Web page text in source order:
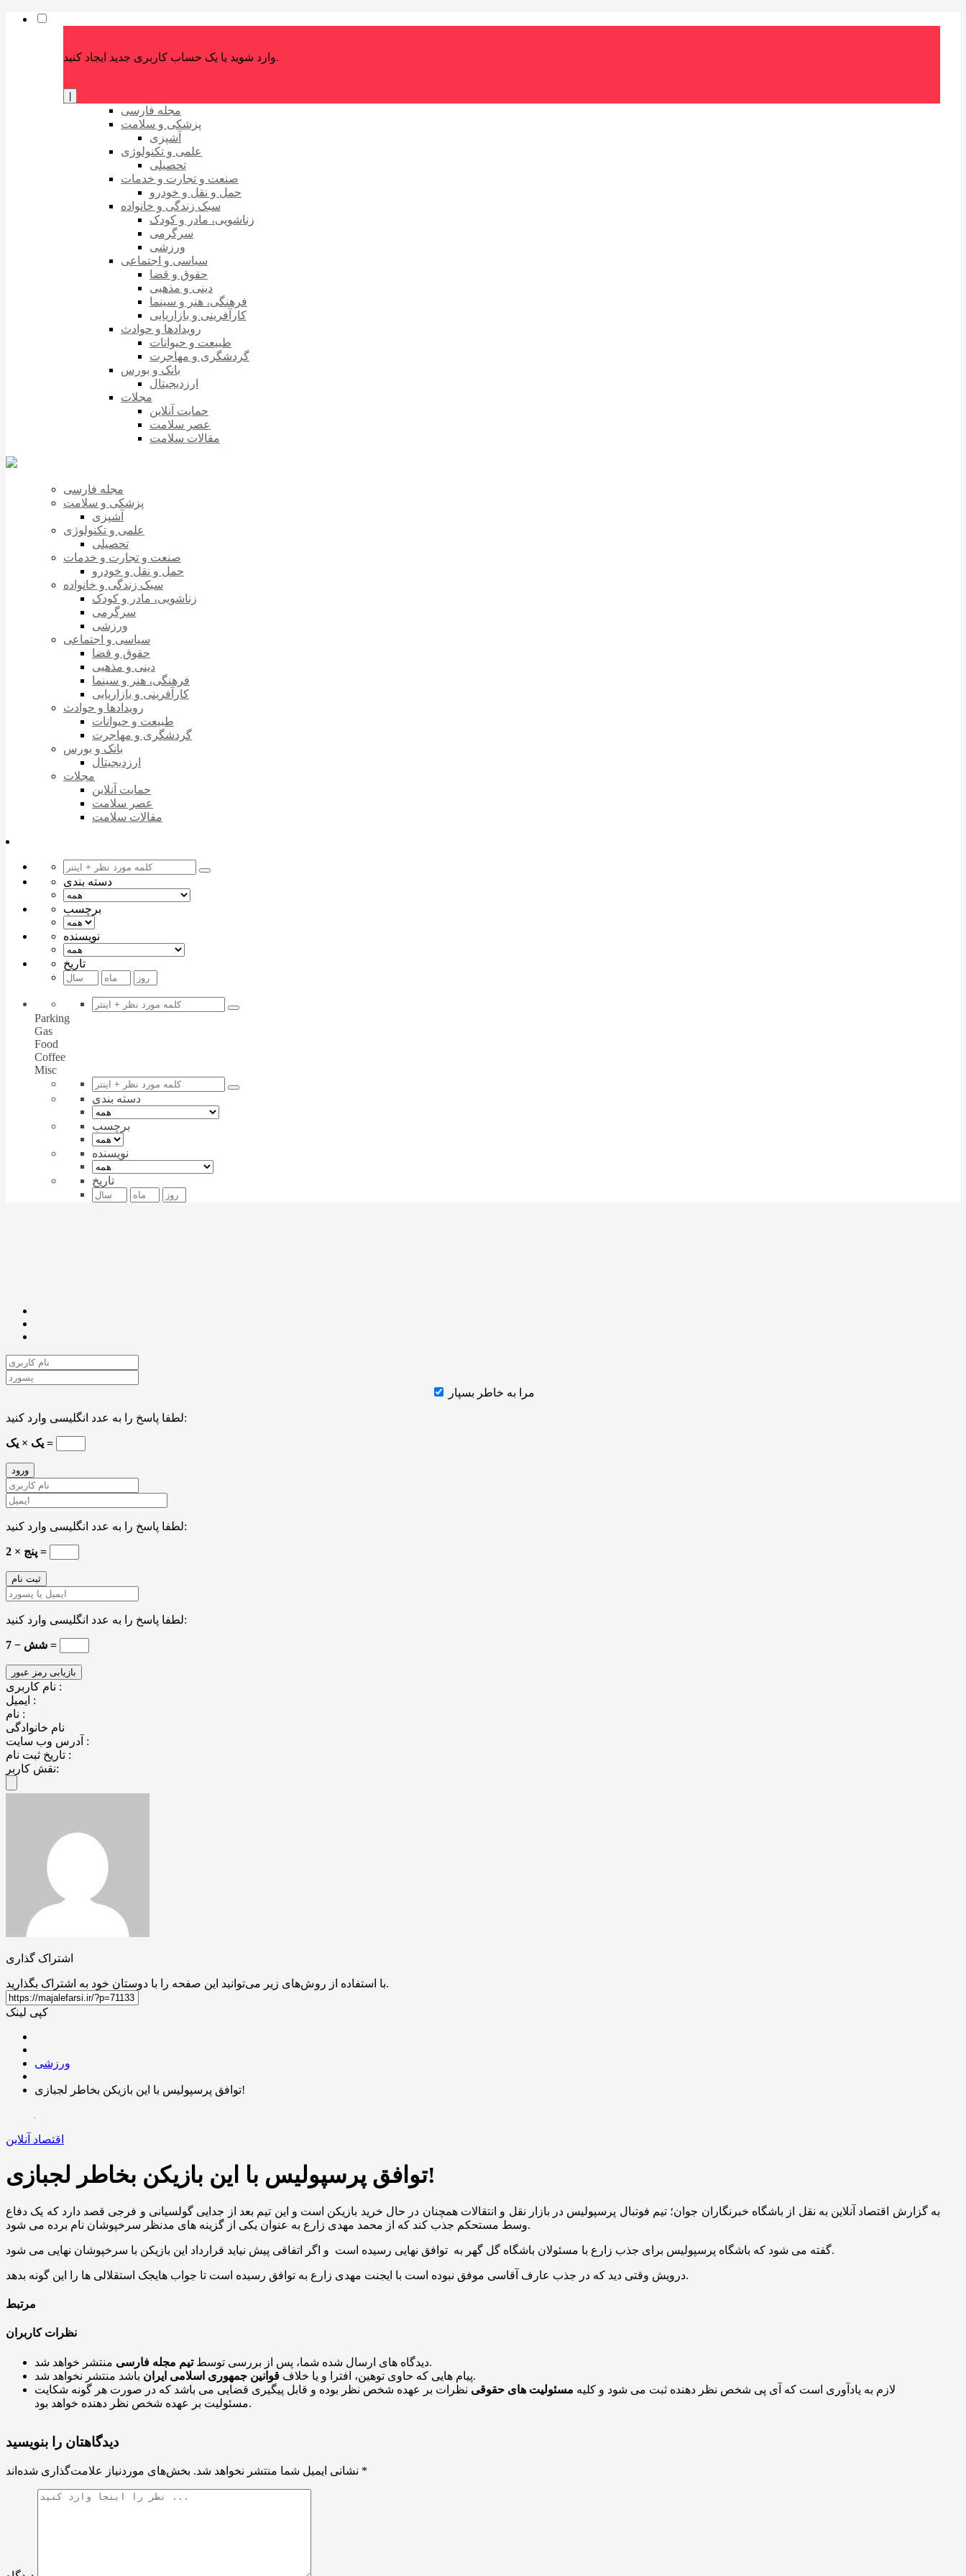
وارد شوید یا یک حساب کاربری جدید ایجاد کنید.
مجله فارسی
پزشکی و سلامت
آشپزی
علمی و تکنولوژی
تحصیلی
صنعت و تجارت و خدمات
حمل و نقل و خودرو
سبک زندگی و خانواده
زناشویی، مادر و کودک
سرگرمی
ورزشی
سیاسی و اجتماعی
حقوق و قضا
دینی و مذهبی
فرهنگی، هنر و سینما
کارآفرینی و بازاریابی
رویدادها و حوادث
طبیعت و حیوانات
گردشگری و مهاجرت
بانک و بورس
ارزدیجیتال
مجلات
حمایت آنلاین
عصر سلامت
مقالات سلامت
مجله فارسی
پزشکی و سلامت
آشپزی
علمی و تکنولوژی
تحصیلی
صنعت و تجارت و خدمات
حمل و نقل و خودرو
سبک زندگی و خانواده
زناشویی، مادر و کودک
سرگرمی
ورزشی
سیاسی و اجتماعی
حقوق و قضا
دینی و مذهبی
فرهنگی، هنر و سینما
کارآفرینی و بازاریابی
رویدادها و حوادث
طبیعت و حیوانات
گردشگری و مهاجرت
بانک و بورس
ارزدیجیتال
مجلات
حمایت آنلاین
عصر سلامت
مقالات سلامت
دسته بندی
برچسب
نویسنده
تاریخ
Parking
Gas
Food
Coffee
Misc
دسته بندی
برچسب
نویسنده
تاریخ
مرا به خاطر بسپار
لطفا پاسخ را به عدد انگلیسی وارد کنید:
یک × یک =
لطفا پاسخ را به عدد انگلیسی وارد کنید:
2 × پنج =
لطفا پاسخ را به عدد انگلیسی وارد کنید:
7 − شش =
نام کاربری :
ایمیل :
نام :
نام خانوادگی
آدرس وب سایت :
تاریخ ثبت نام :
نقش کاربر:
اشتراک گذاری
با استفاده از روش‌های زیر می‌توانید این صفحه را با دوستان خود به اشتراک بگذارید.
کپی لینک
ورزشی
توافق پرسپولیس با این بازیکن بخاطر لجبازی!
اقتصاد آنلاین
توافق پرسپولیس با این بازیکن بخاطر لجبازی!
به گزارش اقتصاد آنلاین به نقل از باشگاه خبرنگاران جوان؛ تیم فوتبال پرسپولیس در بازار نقل و انتقالات همچنان در حال خرید بازیکن است و این تیم بعد از جدایی گولسیانی و فرجی قصد دارد که یک دفاع
وسط مستحکم جذب کند که از محمد مهدی زارع به عنوان یکی از گزینه های مدنظر سرخپوشان نام برده می شود.
گفته می شود که باشگاه پرسپولیس برای جذب زارع با مسئولان باشگاه گل گهر به توافق نهایی رسیده است و اگر اتفاقی پیش نیاید قرارداد این بازیکن با سرخپوشان نهایی می شود.
درویش وقتی دید که در جذب عارف آقاسی موفق نبوده است با ایجنت مهدی زارع به توافق رسیده است تا جواب هایجک استقلالی ها را این گونه بدهد.
مرتبط
نظرات کاربران
دیدگاه های ارسال شده شما، پس از بررسی توسطتیم مجله فارسی
منتشر خواهد شد.
پیام هایی که حاوی توهین، افترا و یا خلاف قوانین جمهوری اسلامی ایران
باشد منتشر نخواهد شد.
لازم به یادآوری است که آی پی شخص نظر دهنده ثبت می شود و کلیه مسئولیت های حقوقی نظرات بر عهده شخص نظر بوده و قابل پیگیری قضایی می باشد که در صورت هر گونه شکایت
مسئولیت بر عهده شخص نظر دهنده خواهد بود.
دیدگاهتان را بنویسید
نشانی ایمیل شما منتشر نخواهد شد. *